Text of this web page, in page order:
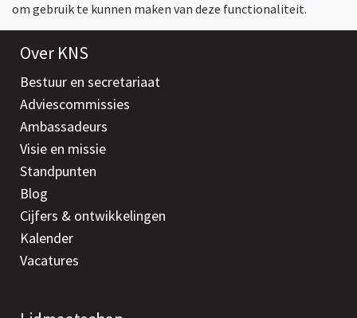
om gebruik te kunnen maken van deze functionaliteit.
Over KNS
Bestuur en secretariaat
Adviescommissies
Ambassadeurs
Visie en missie
Standpunten
Blog
Cijfers & ontwikkelingen
Kalender
Vacatures